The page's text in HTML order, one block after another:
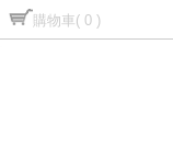
購物車( 0 )